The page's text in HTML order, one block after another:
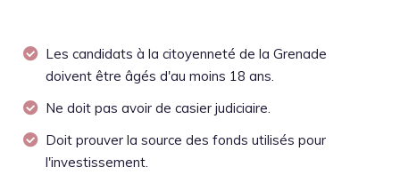
Les candidats à la citoyenneté de la Grenade
doivent être âgés d'au moins 18 ans.
Ne doit pas avoir de casier judiciaire.
Doit prouver la source des fonds utilisés pour
l'investissement.